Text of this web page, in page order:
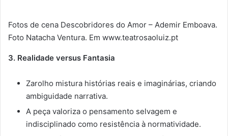
Fotos de cena Descobridores do Amor – Ademir Emboava.
Foto Natacha Ventura. Em www.teatrosaoluiz.pt
3. Realidade versus Fantasia
Zarolho mistura histórias reais e imaginárias, criando
ambiguidade narrativa.
A peça valoriza o pensamento selvagem e
indisciplinado como resistência à normatividade.